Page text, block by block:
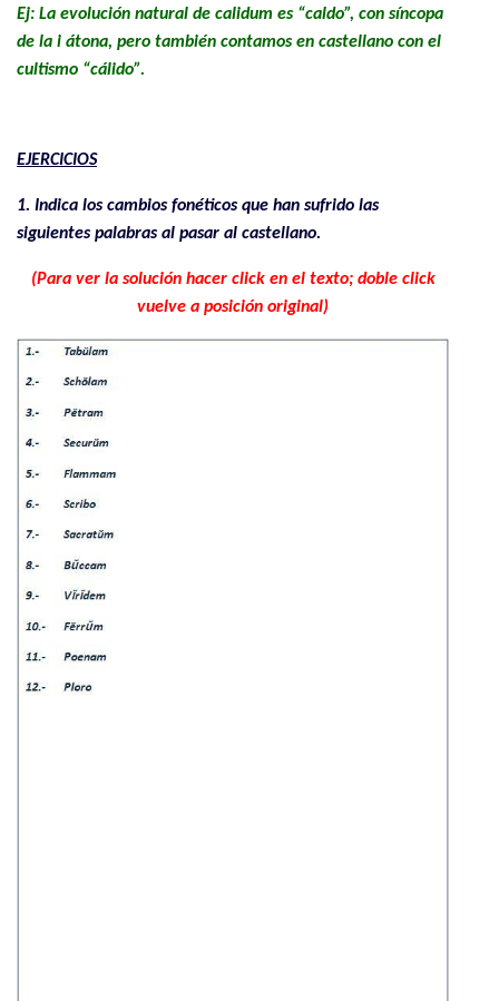
Ej: La evolución natural de calidum es “caldo”, con síncopa
de la i átona, pero también contamos en castellano con el
cultismo “cálido”.
EJERCICIOS
1. Indica los cambios fonéticos que han sufrido las
siguientes palabras al pasar al castellano.
(Para ver la solución hacer click en el texto; doble click
vuelve a posición original)